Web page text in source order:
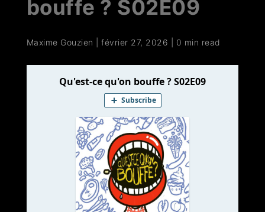
bouffe ? S02E09
Maxime Gouzien |février 27, 2026 0 min read